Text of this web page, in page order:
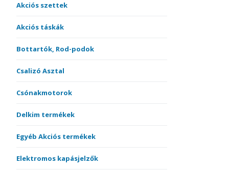
Akciós szettek
Akciós táskák
Bottartók, Rod-podok
Csalizó Asztal
Csónakmotorok
Delkim termékek
Egyéb Akciós termékek
Elektromos kapásjelzők